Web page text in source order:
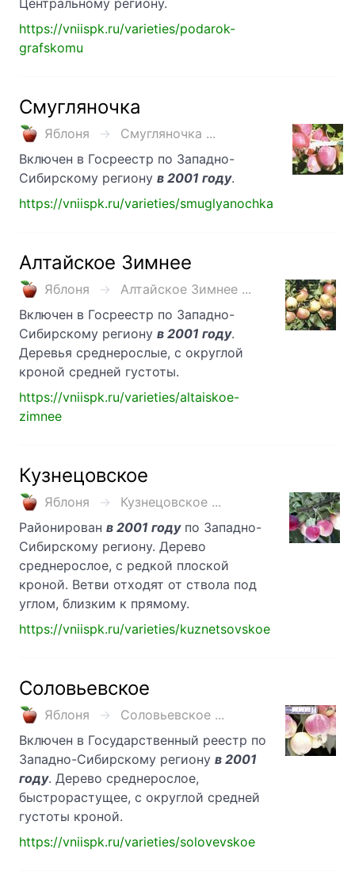
Центральному региону.
https://vniispk.ru/varieties/podarok-
grafskomu
Смугляночка
Яблоня
Смугляночка ...
Включен в Госреестр по Западно-
Сибирскому региону в 2001 году.
https://vniispk.ru/varieties/smuglyanochka
Алтайское Зимнее
Яблоня
Алтайское Зимнее ...
Включен в Госреестр по Западно-
Сибирскому региону в 2001 году.
Деревья среднерослые, с округлой
кроной средней густоты.
https://vniispk.ru/varieties/altaiskoe-
zimnee
Кузнецовское
Яблоня
Кузнецовское ...
Районирован в 2001 годупо Западно-
Сибирскому региону. Дерево
среднерослое, с редкой плоской
кроной. Ветви отходят от ствола под
углом, близким к прямому.
https://vniispk.ru/varieties/kuznetsovskoe
Соловьевское
Яблоня
Соловьевское ...
Включен в Государственный реестр по
Западно-Сибирскому региону в 2001
году. Дерево среднерослое,
быстрорастущее, с округлой средней
густоты кроной.
https://vniispk.ru/varieties/solovevskoe